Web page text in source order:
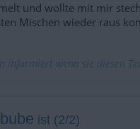
und wollte mit mir
Mischen wieder raus
informiert wenn sie diesen
ist (2/2)